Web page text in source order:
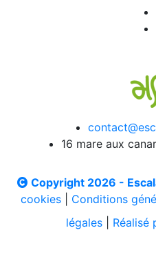
16 mare aux
Copyright 2026 -
cookies| Conditions
légales
Réalisé